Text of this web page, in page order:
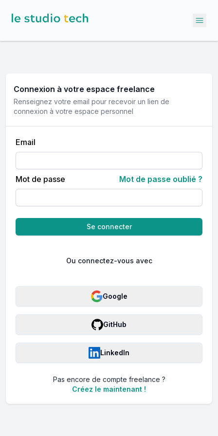
Connexion à votre espace freelance
Renseignez votre email pour recevoir un lien de
connexion à votre espace personnel
Email
Mot de passe Mot de passe oublié ?
Se connecter
Ou connectez-vous avec
Google
GitHub
LinkedIn
Pas encore de compte freelance ?
Créez le maintenant !